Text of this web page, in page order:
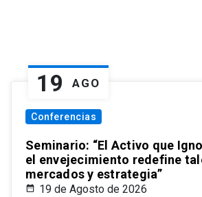
19 AGO
Conferencias
Seminario: “El Activo que
el envejecimiento redefine
mercados y estrategia”
19 de Agosto de 2026